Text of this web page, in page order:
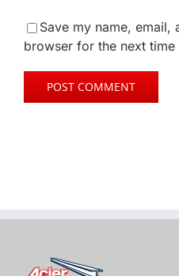
Save my name, email,
browser for the next time